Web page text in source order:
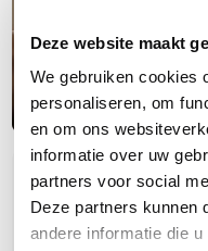
Deze website maakt
We gebruiken cookies
personaliseren, om
en om ons
informatie over uw
partners voor social
Deze partners kunnen
andere informatie die
OVER DIT PRODUCT
Veelgestelde